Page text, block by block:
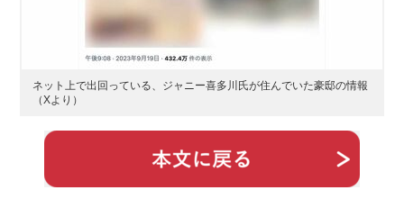
ネット上で出回っている、ジャニー喜多川氏が住んでいた豪邸の情報
（Xより）